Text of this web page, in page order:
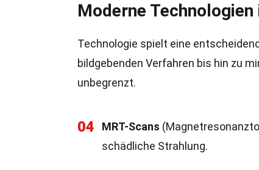
Moderne
Technologie spielt eine
bildgebenden Verfahren bis hin zu
unbegrenzt.
04 MRT-Scans
schädliche Strahlung.